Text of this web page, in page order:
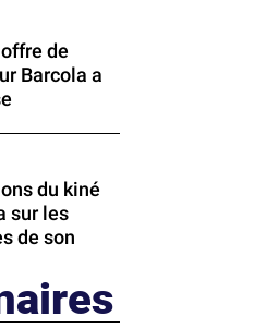
de
Barcola a
du kiné
sur les
de son